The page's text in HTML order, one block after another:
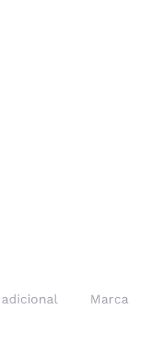
Marca